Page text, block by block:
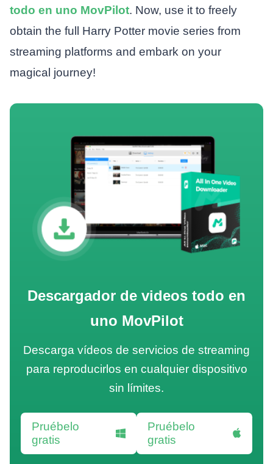
todo en uno MovPilot. Now, use it to freely
obtain the full Harry Potter movie series from
streaming platforms and embark on your
magical journey!
Descargador de videos todo en
uno MovPilot
Descarga vídeos de servicios de streaming
para reproducirlos en cualquier dispositivo
sin límites.
Pruébelo
gratis
Pruébelo
gratis